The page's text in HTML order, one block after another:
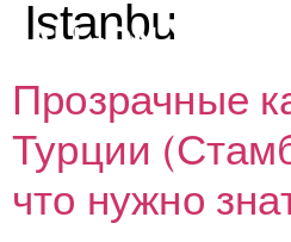
Istanbu
Прозрачные
Турции
что нужно